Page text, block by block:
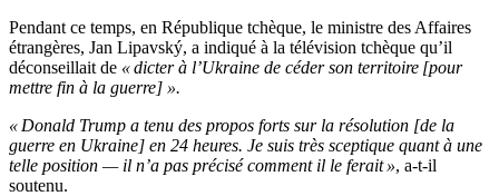
Pendant ce temps, en République tchèque, le ministre des Affaires
étrangères, Jan Lipavský, a indiqué à la télévision tchèque qu’il
déconseillait de « dicter à l’Ukraine de céder son territoire [pour
mettre fin à la guerre] ».
« Donald Trump a tenu des propos forts sur la résolution [de la
guerre en Ukraine] en 24 heures. Je suis très sceptique quant à une
telle position — il n’a pas précisé comment il le ferait », a-t-il
soutenu.